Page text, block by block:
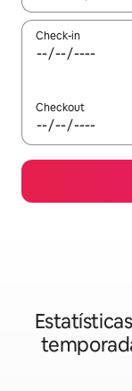
Check-in
Checkout